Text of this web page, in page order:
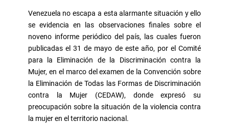
Venezuela no escapa a esta alarmante situación y ello
se evidencia en las observaciones finales sobre el
noveno informe periódico del país, las cuales fueron
publicadas el 31 de mayo de este año, por el Comité
para la Eliminación de la Discriminación contra la
Mujer, en el marco del examen de la Convención sobre
la Eliminación de Todas las Formas de Discriminación
contra la Mujer (CEDAW), donde expresó su
preocupación sobre la situación de la violencia contra
la mujer en el territorio nacional.